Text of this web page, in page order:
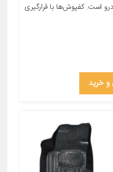
است. کفپوش‌ها با قرارگیری
و خرید